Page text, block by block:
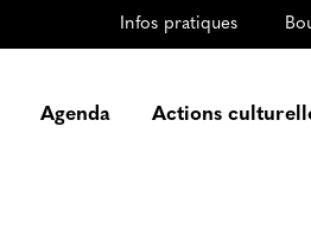
Infos pratiques
Agenda Actions